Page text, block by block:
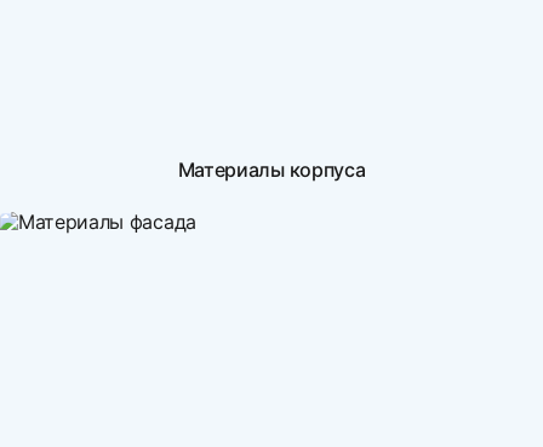
Материалы корпуса